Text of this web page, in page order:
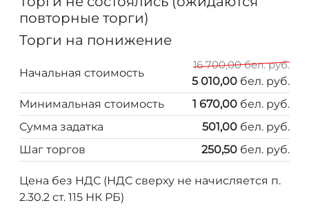
повторные торги)
Торги на понижение
Начальная стоимость
16 700,00 бел. руб.
5 010,00 бел. руб.
Минимальная стоимость
1 670,00 бел. руб.
Сумма задатка
501,00 бел. руб.
Шаг торгов
250,50 бел. руб.
Цена без НДС (НДС сверху не начисляется п.
2.30.2 ст. 115 НК РБ)